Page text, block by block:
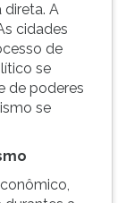
direta. A
cidades
de
se
de poderes
se